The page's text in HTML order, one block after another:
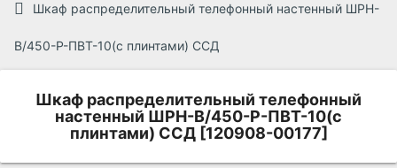
Шкаф распределительный телефонный настенный ШРН-
В/450-Р-ПВТ-10(с плинтами) ССД
Шкаф распределительный телефонный
настенный ШРН-В/450-Р-ПВТ-10(с
плинтами) ССД [120908-00177]